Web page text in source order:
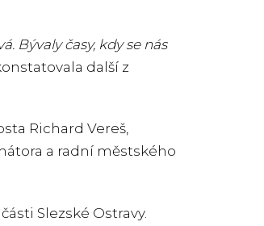
Bývaly časy, kdy se nás
další z
Richard Vereš,
a radní městského
Slezské Ostravy.